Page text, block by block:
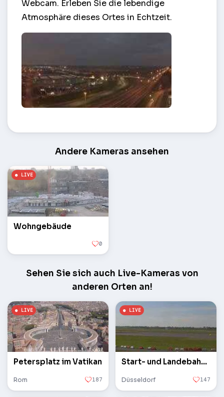
Webcam. Erleben Sie die lebendige
Atmosphäre dieses Ortes in Echtzeit.
Andere Kameras ansehen
Wohngebäude
0
Sehen Sie sich auch Live-Kameras von
anderen Orten an!
Petersplatz im Vatikan
Rom 187
Start- und Landebahn des Flughafens
Düsseldorf 147